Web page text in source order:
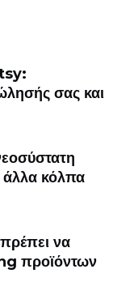
σας και
άλλα κόλπα
να
προϊόντων